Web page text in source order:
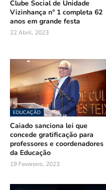
Clube Social de Unidade
Vizinhança n° 1 completa 62
anos em grande festa
22 Abril, 2023
EDUCAÇÃO
Caiado sanciona lei que
concede gratificação para
professores e coordenadores
da Educação
19 Fevereiro, 2023